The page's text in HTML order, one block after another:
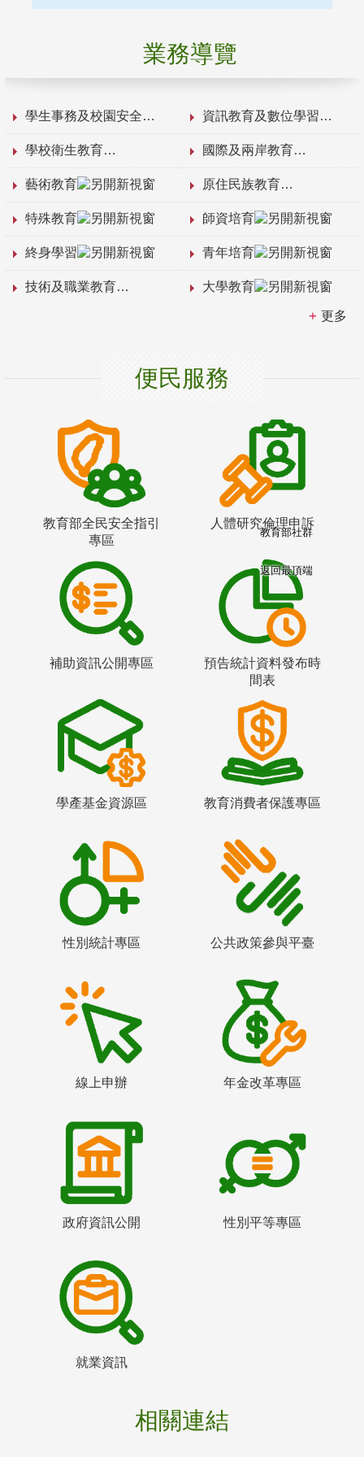
業務導覽
學生事務及校園安全 資訊教育及數位學習
學校衛生教育 國際及兩岸教育
藝術教育 原住民族教育
特殊教育 師資培育
終身學習 青年培育
技術及職業教育 大學教育
更多
便民服務
教育部全民安全指引
專區
人體研究倫理申訴
補助資訊公開專區
預告統計資料發布時
間表
學產基金資源區 教育消費者保護專區
性別統計專區 公共政策參與平臺
線上申辦 年金改革專區
政府資訊公開 性別平等專區
就業資訊
相關連結
教育部社群
返回最頂端